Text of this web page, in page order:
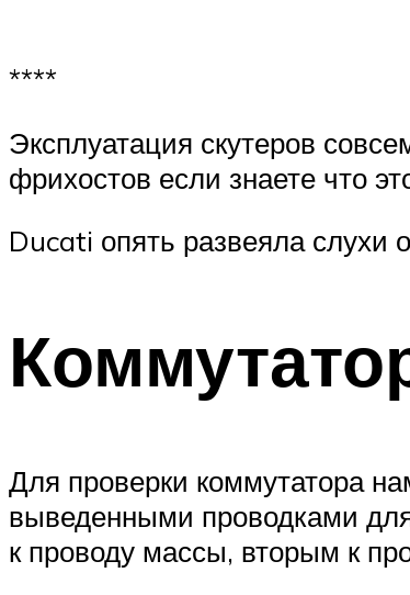
****
Эксплуатация скутеров
фрихостов если знаете что
Ducati опять развеяла слухи
Для проверки коммутатора
выведенными проводками
к проводу массы, вторым к